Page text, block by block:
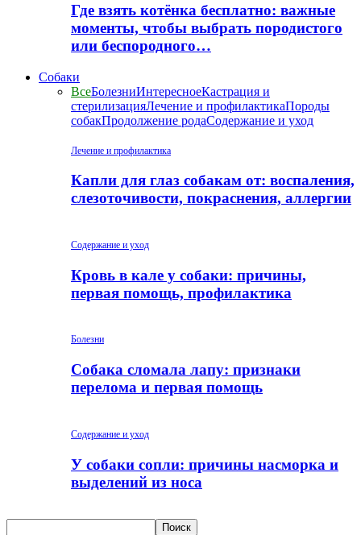
Где взять котёнка бесплатно: важные
моменты, чтобы выбрать породистого
или беспородного…
Собаки
ВсеБолезниИнтересноеКастрация и
стерилизацияЛечение и профилактикаПороды
собакПродолжение родаСодержание и уход
Лечение и профилактика
Капли для глаз собакам от: воспаления,
слезоточивости, покраснения, аллергии
Содержание и уход
Кровь в кале у собаки: причины,
первая помощь, профилактика
Болезни
Собака сломала лапу: признаки
перелома и первая помощь
Содержание и уход
У собаки сопли: причины насморка и
выделений из носа